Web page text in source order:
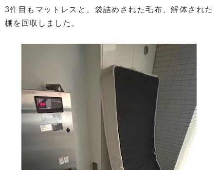
3件目もマットレスと、袋詰めされた毛布、解体された
棚を回収しました。